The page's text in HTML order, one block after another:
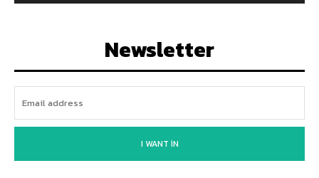
Newsletter
I WANT IN